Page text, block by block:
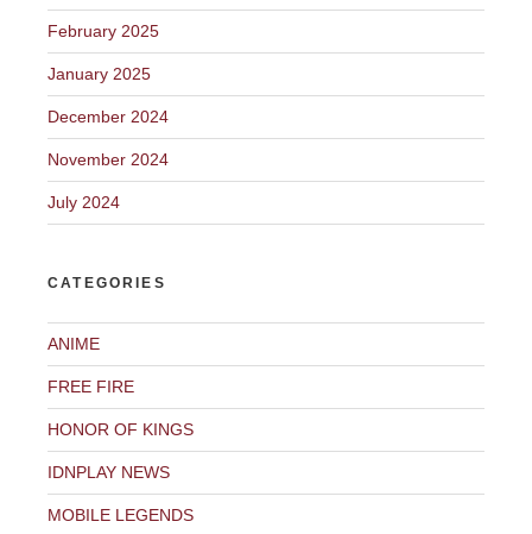
February 2025
January 2025
December 2024
November 2024
July 2024
CATEGORIES
ANIME
FREE FIRE
HONOR OF KINGS
IDNPLAY NEWS
MOBILE LEGENDS